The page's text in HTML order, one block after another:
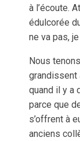
à l’écoute.
édulcorée
ne va pas,
Nous
grandissent
quand il y a
parce que
s’offrent à
anciens